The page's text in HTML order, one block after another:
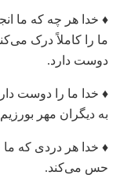
♦ خدا هر چه که ما
ما را کاملاً درک
دوست دارد.
♦ خدا ما را دوست
به دیگران مهر
♦ خدا هر دردی که ما
حس می‌کند.